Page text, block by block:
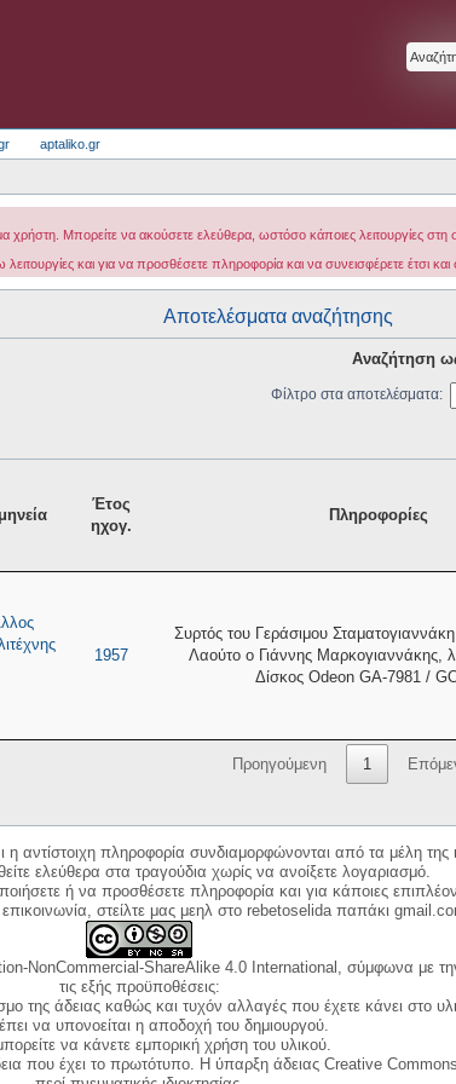
aptaliko.gr
χρήστη. Μπορείτε να ακούσετε ελεύθερα, ωστόσο κάποιες λειτουργίες
και για να προσθέσετε πληροφορία και να συνεισφέρετε έτσι
Αποτελέσματα αναζήτησης
Αναζήτηση
Φίλτρο στα αποτελέσματα:
Έτος
ηχογ.
Πληροφορίες
1957
Συρτός του Γεράσιμου
Λαούτο ο Γιάννης Μαρκογιαννάκης,
Δίσκος Odeon GA-7981 /
Προηγούμενη 1
η αντίστοιχη πληροφορία συνδιαμορφώνονται από τα μέλη της
ελεύθερα στα τραγούδια χωρίς να ανοίξετε λογαριασμό.
ή να προσθέσετε πληροφορία και για κάποιες
στείλτε μας μεηλ στο rebetoselida παπάκι
NonCommercial-ShareAlike 4.0 International, σύμφωνα με την
τις εξής προϋποθέσεις:
της άδειας καθώς και τυχόν αλλαγές που έχετε κάνει στο
να υπονοείται η αποδοχή του δημιουργού.
να κάνετε εμπορική χρήση του υλικού.
που έχει το πρωτότυπο. Η ύπαρξη άδειας Creative Commons